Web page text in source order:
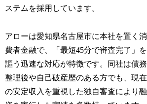
ステムを採用しています。
アローは愛知県名古屋市に本社を置く消
費者金融で、「最短45分で審査完了」を
謳う迅速な対応が特徴です。同社は債務
整理後や自己破産歴のある方でも、現在
の安定収入を重視した独自審査により融